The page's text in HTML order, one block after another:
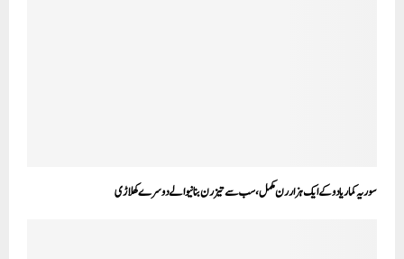
سوریہ کمار یادو کے ایک ہزار رن مکمل، سب سے تیز رن بنانیوالے دوسرے کھلاڑی